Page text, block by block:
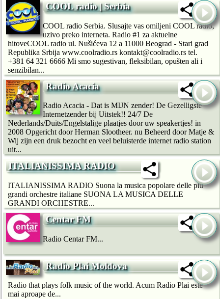
COOL radio | Serbia
COOL radio Serbia. Slusajte vas omiljeni COOL radio,
uzivo preko interneta. Radio #1 za aktuelne
hitoveCOOL radio ul. Nušićeva 12 a 11000 Beograd - Stari grad
Republika Srbija www.coolradio.rs kontakt@coolradio.rs tel.
+381 64 321 6666 Mi smo sugestivan, fleksibilan, opušten ali i
senzibilan...
Radio Acacia
Radio Acacia - Dat is MIJN zender! De Gezelligste
Internetzender bij Uitstek!! 24/7 De
Nederlands/Duits/Engelstalige plaatjes door uw speakertjes! in
2008 Opgericht door Herman Slootheer. nu Beheerd door Matje &
Wij zijn een druk bezocht en veel beluisterde internet radio station
uit...
ITALIANISSIMA RADIO
ITALIANISSIMA RADIO Suona la musica popolare delle più
grandi orchestre italiane SUONA LA MUSICA DELLE
GRANDI ORCHESTRE...
Centar FM
Radio Centar FM...
Radio Plai Moldova
Radio that plays folk music of the world. Acum Radio Plai este
mai aproape de...